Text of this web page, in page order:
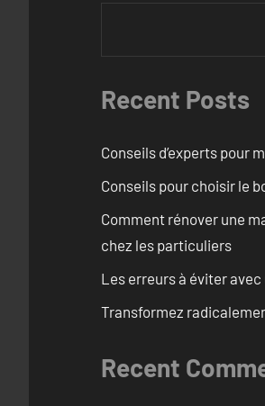
Recent Posts
Conseils d’experts pour
Conseils pour choisir le
Comment rénover une
chez les particuliers
Les erreurs à éviter
Transformez
Recent